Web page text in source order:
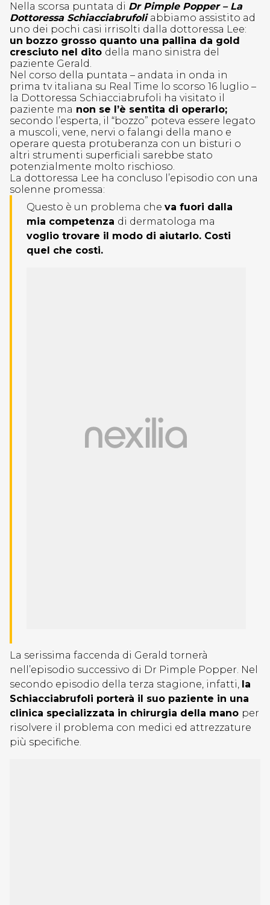
Nella scorsa puntata di Dr Pimple Popper – La
Dottoressa Schiacciabrufoli abbiamo assistito ad
uno dei pochi casi irrisolti dalla dottoressa Lee:
un bozzo grosso quanto una pallina da gold
cresciuto nel dito della mano sinistra del
paziente Gerald.
Nel corso della puntata – andata in onda in
prima tv italiana su Real Time lo scorso 16 luglio –
la Dottoressa Schiacciabrufoli ha visitato il
paziente ma non se l’è sentita di operarlo;
secondo l’esperta, il “bozzo” poteva essere legato
a muscoli, vene, nervi o falangi della mano e
operare questa protuberanza con un bisturi o
altri strumenti superficiali sarebbe stato
potenzialmente molto rischioso.
La dottoressa Lee ha concluso l’episodio con una
solenne promessa:
Questo è un problema che va fuori dalla
mia competenza di dermatologa ma
voglio trovare il modo di aiutarlo. Costi
quel che costi.
La serissima faccenda di Gerald tornerà
nell’episodio successivo di Dr Pimple Popper. Nel
secondo episodio della terza stagione, infatti, la
Schiacciabrufoli porterà il suo paziente in una
clinica specializzata in chirurgia della mano per
risolvere il problema con medici ed attrezzature
più specifiche.